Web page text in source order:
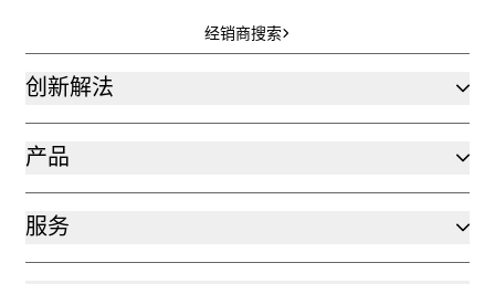
经销商搜索
创新解法
产品
服务